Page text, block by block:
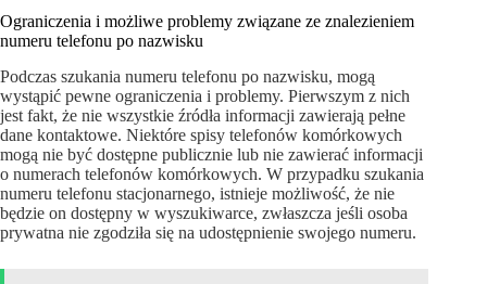
Ograniczenia i możliwe problemy związane ze znalezieniem
numeru telefonu po nazwisku
Podczas szukania numeru telefonu po nazwisku, mogą
wystąpić pewne ograniczenia i problemy. Pierwszym z nich
jest fakt, że nie wszystkie źródła informacji zawierają pełne
dane kontaktowe. Niektóre spisy telefonów komórkowych
mogą nie być dostępne publicznie lub nie zawierać informacji
o numerach telefonów komórkowych. W przypadku szukania
numeru telefonu stacjonarnego, istnieje możliwość, że nie
będzie on dostępny w wyszukiwarce, zwłaszcza jeśli osoba
prywatna nie zgodziła się na udostępnienie swojego numeru.